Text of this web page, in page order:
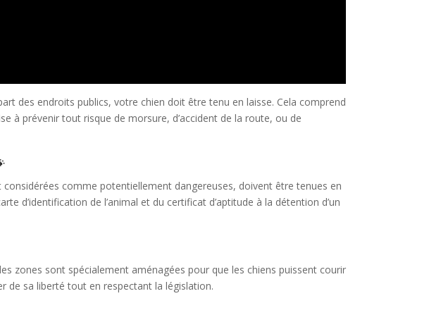
des endroits publics, votre chien doit être tenu en laisse. Cela comprend
à prévenir tout risque de morsure, d’accident de la route, ou de
comme potentiellement dangereuses, doivent être tenues en
d’identification de l’animal et du certificat d’aptitude à la détention d’un
zones sont spécialement aménagées pour que les chiens puissent courir
de sa liberté tout en respectant la législation.